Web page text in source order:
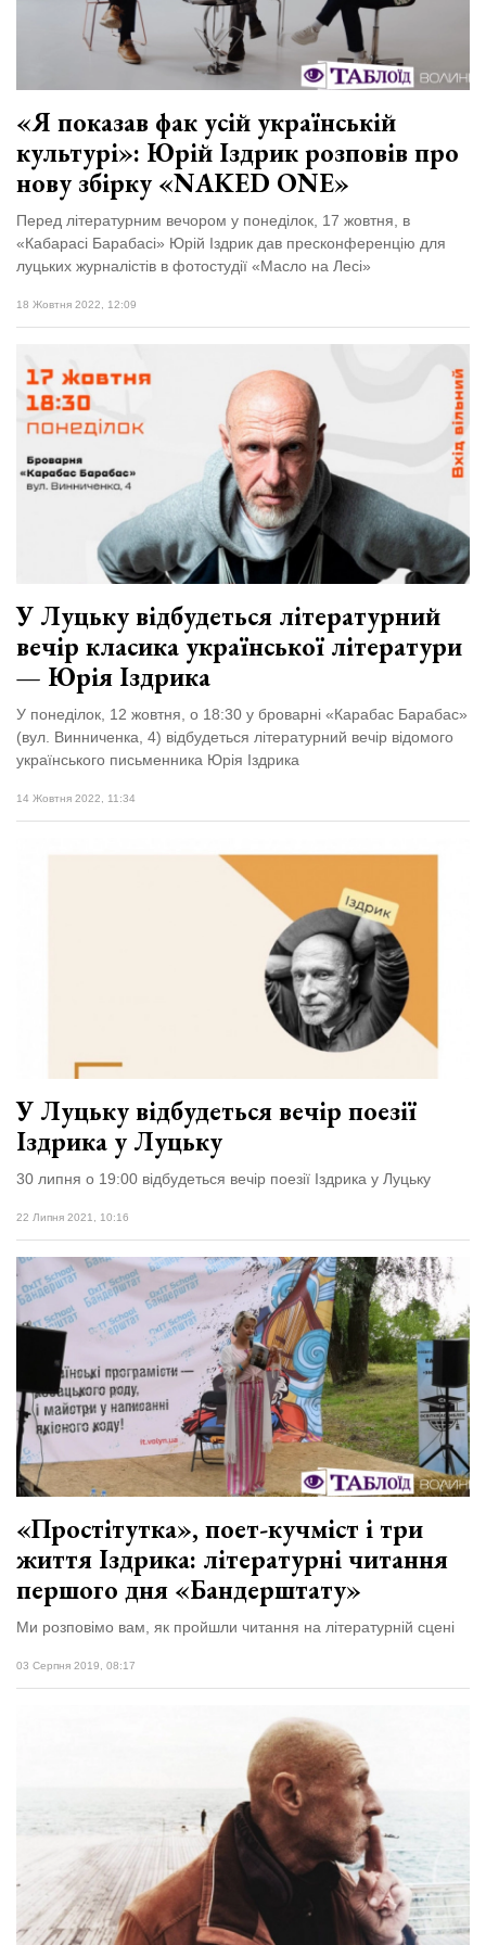
XIX
Спартакіада
VolWe...
29 Липня 2026
555 переглядів
Персона
Лайф
Афіша
«Я показав фак усій українській
культурі»: Юрій Іздрик розповів про
нову збірку «NAKED ONE»
Перед літературним вечором у понеділок, 17 жовтня, в
«Кабарасі Барабасі» Юрій Іздрик дав пресконференцію для
луцьких журналістів в фотостудії «Масло на Лесі»
18 Жовтня 2022, 12:09
У Луцьку відбудеться літературний
вечір класика української літератури
— Юрія Іздрика
У понеділок, 12 жовтня, о 18:30 у броварні «Карабас Барабас»
(вул. Винниченка, 4) відбудеться літературний вечір відомого
українського письменника Юрія Іздрика
14 Жовтня 2022, 11:34
У Луцьку відбудеться вечір поезії
Іздрика у Луцьку
30 липня о 19:00 відбудеться вечір поезії Іздрика у Луцьку
22 Липня 2021, 10:16
«Простітутка», поет-кучміст і три
життя Іздрика: літературні читання
першого дня «Бандерштату»
Ми розповімо вам, як пройшли читання на літературній сцені
03 Серпня 2019, 08:17